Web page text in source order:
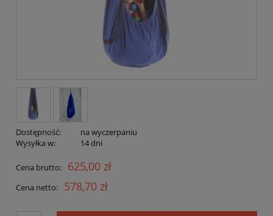
Dostępność:
na wyczerpaniu
Wysyłka w:
14 dni
Cena brutto: 625,00 zł
Cena netto: 578,70 zł